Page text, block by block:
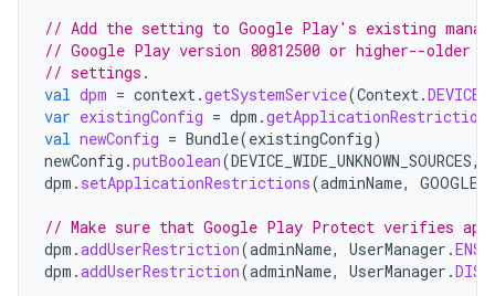
// Add the setting to Google Play's existing
// Google Play version 80812500 or higher--older
// settings.
val dpm = context.getSystemService(Context.
var existingConfig = dpm .getApplicationRestrictions
val newConfig = Bundle(existingConfig)
newConfig .putBoolean(DEVICE_WIDE_UNKNOWN_SOURCES,
dpm . setApplicationRestrictions(adminName,
// Make sure that Google Play Protect verifies
dpm .addUserRestriction(adminName, UserManager .
dpm .addUserRestriction(adminName, UserManager .